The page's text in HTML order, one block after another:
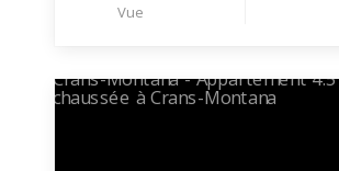
Vue